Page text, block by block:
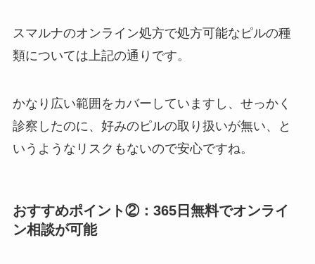
スマルナのオンライン処方で処方可能なピルの種
類については上記の通りです。
かなり広い範囲をカバーしていますし、せっかく
診察したのに、好みのピルの取り扱いが無い、と
いうようなリスクもないので安心ですね。
おすすめポイント②：365日無料でオンライ
ン相談が可能